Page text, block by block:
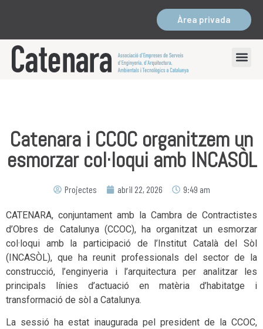
Àrea privada
Catenara i CCOC organitzem un
esmorzar col·loqui amb INCASÒL
Projectes abril 22, 2026 9:49 am
CATENARA, conjuntament amb la Cambra de Contractistes
d’Obres de Catalunya (CCOC), ha organitzat un esmorzar
col·loqui amb la participació de l’Institut Català del Sòl
(INCASÒL), que ha reunit professionals del sector de la
construcció, l’enginyeria i l’arquitectura per analitzar les
principals línies d’actuació en matèria d’habitatge i
transformació de sòl a Catalunya.
La sessió ha estat inaugurada pel president de la CCOC,